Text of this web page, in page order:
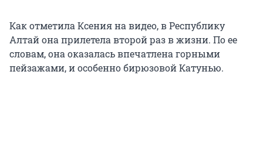
Как отметила Ксения на видео, в Республику
Алтай она прилетела второй раз в жизни. По ее
словам, она оказалась впечатлена горными
пейзажами, и особенно бирюзовой Катунью.